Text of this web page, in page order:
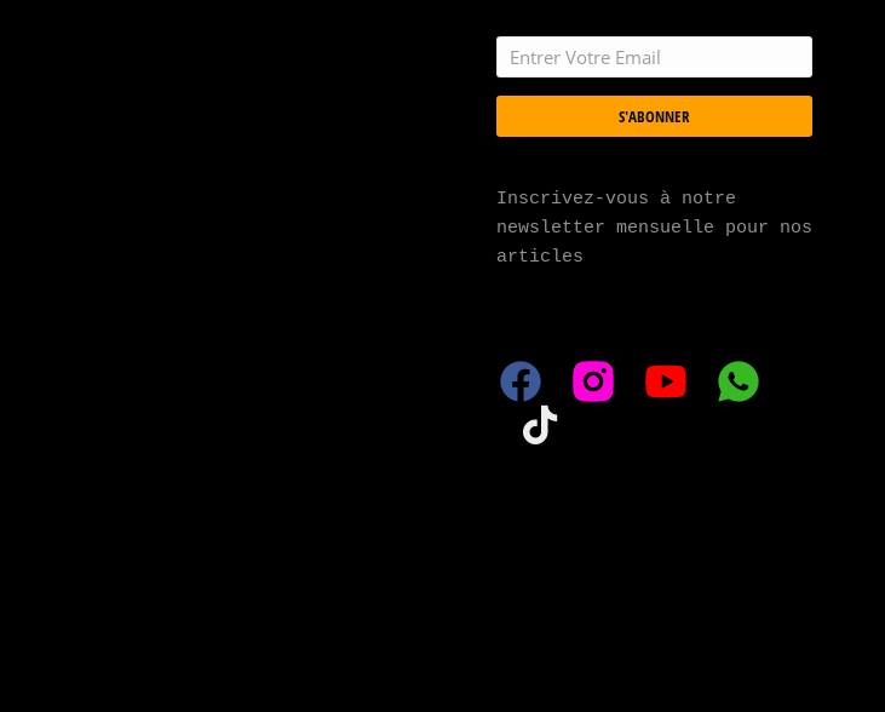
S'ABONNER
Inscrivez-vous à notre
newsletter mensuelle pour nos
articles